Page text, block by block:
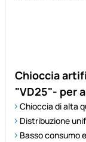
Chioccia
"VD25"- per
Chioccia di alta
Distribuzione
Basso consumo